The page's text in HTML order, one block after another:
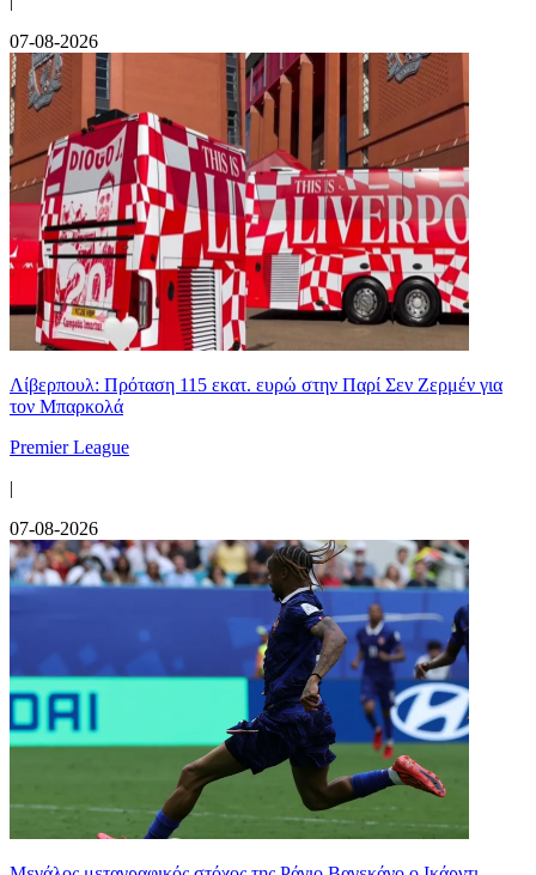
07-08-2026
Λίβερπουλ: Πρόταση 115 εκατ. ευρώ στην Παρί Σεν Ζερμέν για
τον Μπαρκολά
Premier League
|
07-08-2026